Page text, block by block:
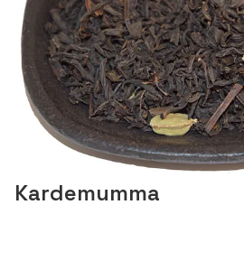
Kardemumma